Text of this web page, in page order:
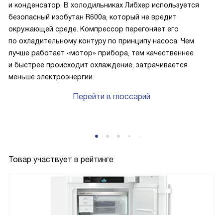
и конденсатор. В холодильниках Либхер используется
безопасный изобутан R600a, который не вредит
окружающей среде. Компрессор перегоняет его
по охладительному контуру по принципу насоса. Чем
лучше работает «мотор» прибора, тем качественнее
и быстрее происходит охлаждение, затрачивается
меньше электроэнергии.
Перейти в глоссарий
Товар участвует в рейтинге